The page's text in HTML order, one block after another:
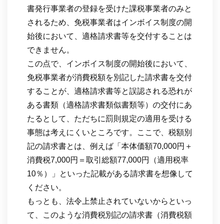
書発行事業者の登録を受けた課税事業者のみと
されるため、免税事業者はインボイス制度の開
始後において、適格請求書等を交付することは
できません。
この点で、インボイス制度の開始後において、
免税事業者が消費税額を別記した請求書を交付
することが、適格請求書等と誤認される恐れが
ある書類（適格請求書類似書類等）の交付にあ
たるとして、ただちに罰則規定の適用を受ける
事態は考えにくいところです。ここで、税額別
記の請求書とは、例えば「本体価額70,000円＋
消費税7,000円＝取引総額77,000円（適用税率
10％）」といった記載がある請求書を想像して
ください。
もっとも、法令上禁止されていないからといっ
て、このような消費税別記の請求書（消費税額